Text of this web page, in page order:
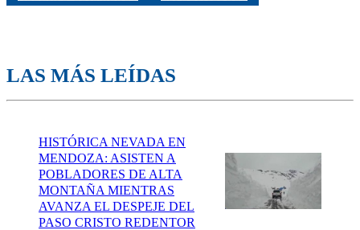
LAS MÁS LEÍDAS
HISTÓRICA NEVADA EN
MENDOZA: ASISTEN A
POBLADORES DE ALTA
MONTAÑA MIENTRAS
AVANZA EL DESPEJE DEL
PASO CRISTO REDENTOR